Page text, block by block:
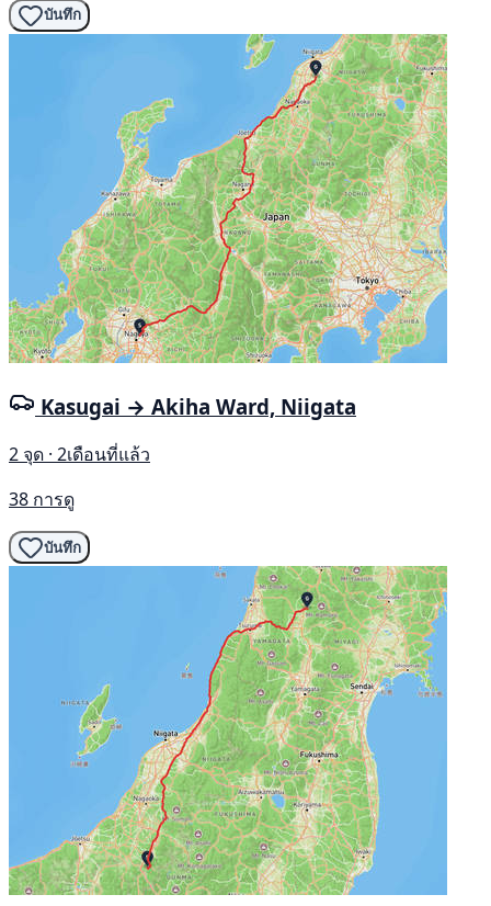
บันทึก
Kasugai → Akiha Ward, Niigata
2 จุด · 2เดือนที่แล้ว
38 การดู
บันทึก